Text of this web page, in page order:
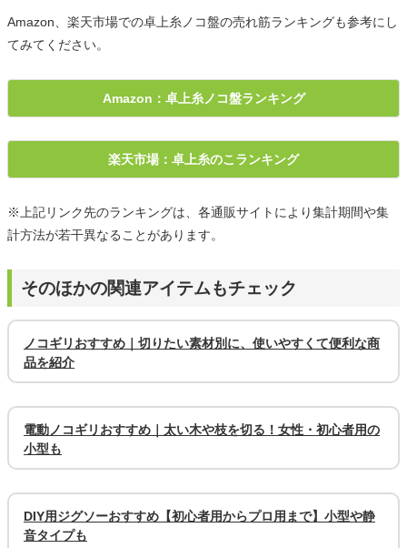
Amazon、楽天市場での卓上糸ノコ盤の売れ筋ランキングも参考にし
てみてください。
Amazon：卓上糸ノコ盤ランキング
楽天市場：卓上糸のこランキング
※上記リンク先のランキングは、各通販サイトにより集計期間や集
計方法が若干異なることがあります。
そのほかの関連アイテムもチェック
ノコギリおすすめ｜切りたい素材別に、使いやすくて便利な商
品を紹介
電動ノコギリおすすめ｜太い木や枝を切る！女性・初心者用の
小型も
DIY用ジグソーおすすめ【初心者用からプロ用まで】小型や静
音タイプも